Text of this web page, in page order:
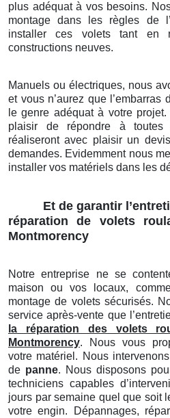
plus adéquat à vos besoins.
montage dans les règles de
installer ces volets tant en
constructions neuves.
Manuels ou électriques, nous
et vous n’aurez que l’embarras
le genre adéquat à votre
plaisir de répondre à
réaliseront avec plaisir un
demandes. Evidemment nous
installer vos matériels dans les
Et de garantir
réparation de volets
Montmorency
Notre entreprise ne se
maison ou vos locaux,
montage de volets sécurisés.
service après-vente que
la réparation des volets
Montmorency. Nous vous
votre matériel. Nous
de panne. Nous disposons
techniciens capables
jours par semaine quel que soit
votre engin. Dépannages,